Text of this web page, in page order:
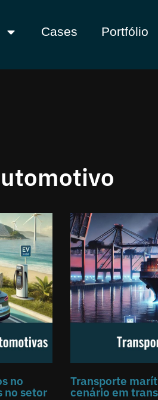
Cases Portfólio
no
no setor
Transporte
cenário em